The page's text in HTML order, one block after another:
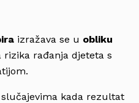
izražava se u obliku
rizika rađanja djeteta s
kada rezultat